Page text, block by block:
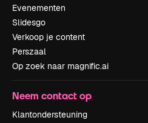
Evenementen
Slidesgo
Verkoop je content
Perszaal
Op zoek naar magnific.ai
Neem contact op
Klantondersteuning